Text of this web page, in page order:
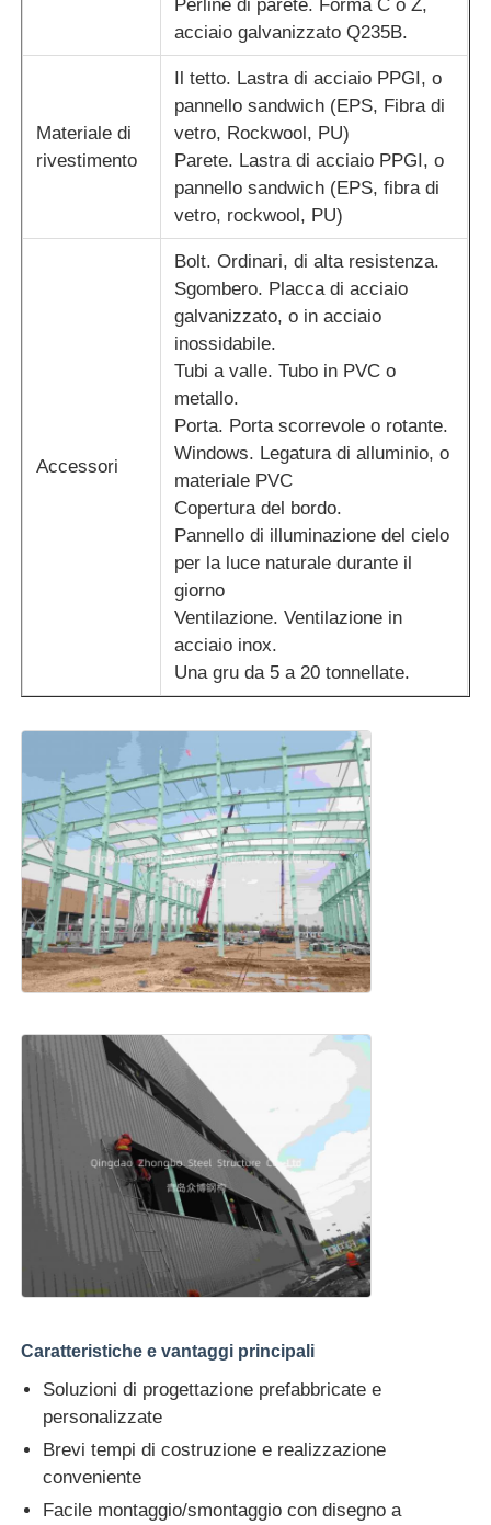
Costruzione di costruzioni per la struttura in acciaio
Struttura in acciaio verniciata a polvere
Perline di parete. Forma C o Z,
acciaio galvanizzato Q235B.
Materiale di
rivestimento
Il tetto. Lastra di acciaio PPGI, o
pannello sandwich (EPS, Fibra di
vetro, Rockwool, PU)
Parete. Lastra di acciaio PPGI, o
pannello sandwich (EPS, fibra di
vetro, rockwool, PU)
Accessori
Bolt. Ordinari, di alta resistenza.
Sgombero. Placca di acciaio
galvanizzato, o in acciaio
inossidabile.
Tubi a valle. Tubo in PVC o
metallo.
Porta. Porta scorrevole o rotante.
Windows. Legatura di alluminio, o
materiale PVC
Copertura del bordo.
Pannello di illuminazione del cielo
per la luce naturale durante il
giorno
Ventilazione. Ventilazione in
acciaio inox.
Una gru da 5 a 20 tonnellate.
Caratteristiche e vantaggi principali
Soluzioni di progettazione prefabbricate e
personalizzate
Brevi tempi di costruzione e realizzazione
conveniente
Facile montaggio/smontaggio con disegno a